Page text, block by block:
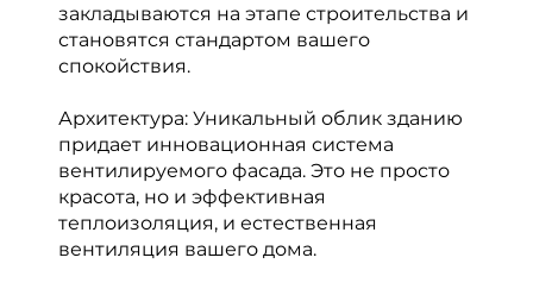
закладываются на этапе строительства и
становятся стандартом вашего
спокойствия.
Архитектура: Уникальный облик зданию
придает инновационная система
вентилируемого фасада. Это не просто
красота, но и эффективная
теплоизоляция, и естественная
вентиляция вашего дома.